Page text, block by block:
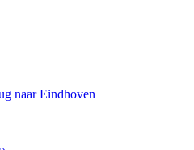
naar Eindhoven